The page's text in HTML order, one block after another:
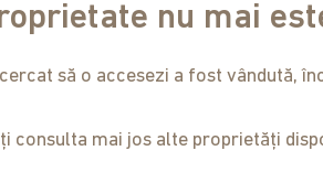
nu mai
să o accesezi a fost vândută,
consulta mai jos alte proprietăți